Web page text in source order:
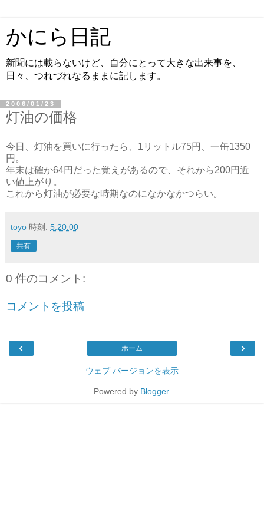
かにら日記
新聞には載らないけど、自分にとって大きな出来事を、
日々、つれづれなるままに記します。
2006/01/23
灯油の価格
今日、灯油を買いに行ったら、1リットル75円、一缶1350
円。
年末は確か64円だった覚えがあるので、それから200円近
い値上がり。
これから灯油が必要な時期なのになかなかつらい。
toyo 時刻: 5:20:00
共有
0 件のコメント:
コメントを投稿
‹ ›
ホーム
ウェブ バージョンを表示
Powered by Blogger.